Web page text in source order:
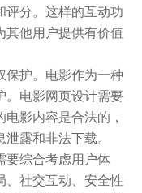
评分。这样的互动功
其他用户提供有价值
保护。电影作为一种
。电影网页设计需要
影内容是合法的，
露和非法下载。
要综合考虑用户体
、社交互动、安全性